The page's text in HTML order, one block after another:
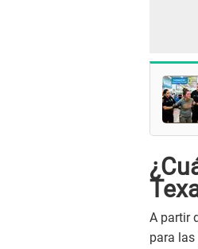
A partir
para